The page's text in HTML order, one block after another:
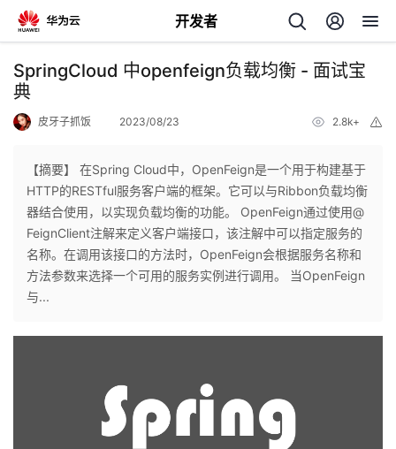
开发者
返
回
个
人
主
页
我
的
开
SpringCloud 中openfeign负载均衡 - 面试宝
典
皮牙子抓饭 2023/08/23 2.8k+
【摘要】 在Spring Cloud中，OpenFeign是一个用于构建基于
HTTP的RESTful服务客户端的框架。它可以与Ribbon负载均衡
器结合使用，以实现负载均衡的功能。 OpenFeign通过使用@
FeignClient注解来定义客户端接口，该注解中可以指定服务的
名称。在调用该接口的方法时，OpenFeign会根据服务名称和
方法参数来选择一个可用的服务实例进行调用。 当OpenFeign
与...